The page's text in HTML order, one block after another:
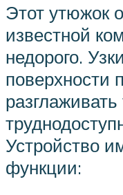
Этот утюжок
известной
недорого.
поверхности
разглаживать
Устройство
функции: